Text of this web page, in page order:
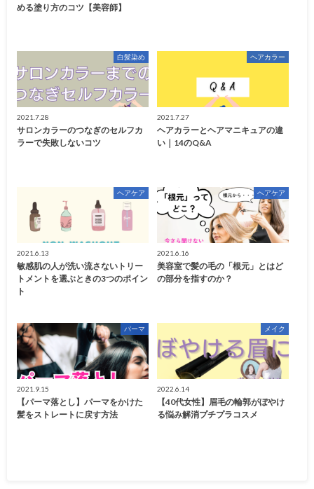
める塗り方のコツ【美容師】
白髪染め
2021.7.28
サロンカラーのつなぎのセルフカ
ラーで失敗しないコツ
ヘアカラー
2021.7.27
ヘアカラーとヘアマニキュアの違
い｜14のQ&A
ヘアケア
2021.6.13
敏感肌の人が洗い流さないトリー
トメントを選ぶときの3つのポイン
ト
ヘアケア
2021.6.16
美容室で髪の毛の「根元」とはど
の部分を指すのか？
パーマ
2021.9.15
【パーマ落とし】パーマをかけた
髪をストレートに戻す方法
メイク
2022.6.14
【40代女性】眉毛の輪郭がぼやけ
る悩み解消プチプラコスメ